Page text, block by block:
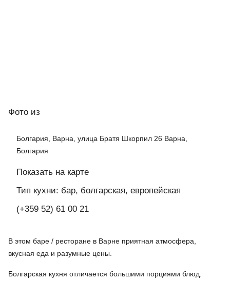
Фото из
Болгария, Варна, улица Братя Шкорпил 26 Варна,
Болгария
Показать на карте
Тип кухни: бар, болгарская, европейская
(+359 52) 61 00 21
В этом баре / ресторане в Варне приятная атмосфера,
вкусная еда и разумные цены.
Болгарская кухня отличается большими порциями блюд.